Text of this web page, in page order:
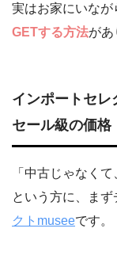
実はお家にいなが
GETする方法があ
インポートセ
セール級の価格
「中古じゃなく
という方に、ま
クトmuseeです。